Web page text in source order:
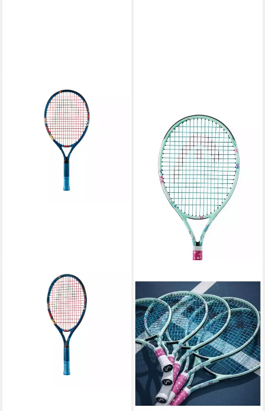
Tennisschläger Paw 21
UVP40,00 €
lieferbar - in 3-4 Werktagen bei dir